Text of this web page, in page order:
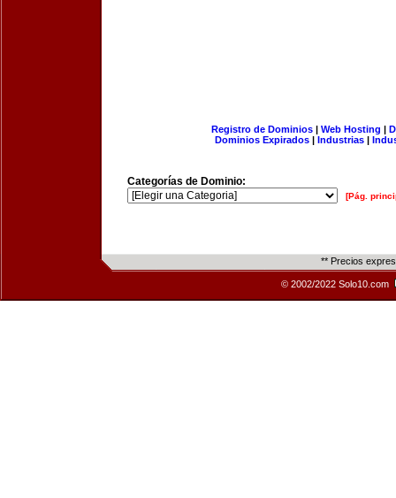
Registro de Dominios| Web Hosting |
Dominios Expirados | Industrias |
Categorías de Dominio:
[Pág.
** Precios
© 2002/2022 Solo10.com